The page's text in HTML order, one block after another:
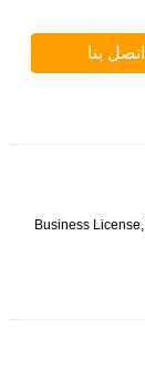
اتصل بنا
Business